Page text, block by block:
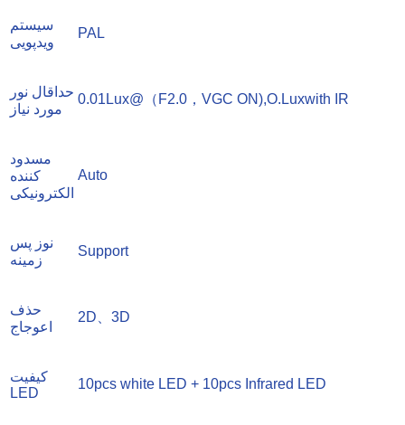
سیستم
ویدپویی
PAL
حداقال نور
مورد نیاز
0.01Lux@（F2.0，VGC ON),O.Luxwith IR
مسدود
کننده
الکترونیکی
Auto
نوز پس
زمینه
Support
حذف
اعوجاج
2D、3D
کیفیت
LED
10pcs white LED + 10pcs Infrared LED